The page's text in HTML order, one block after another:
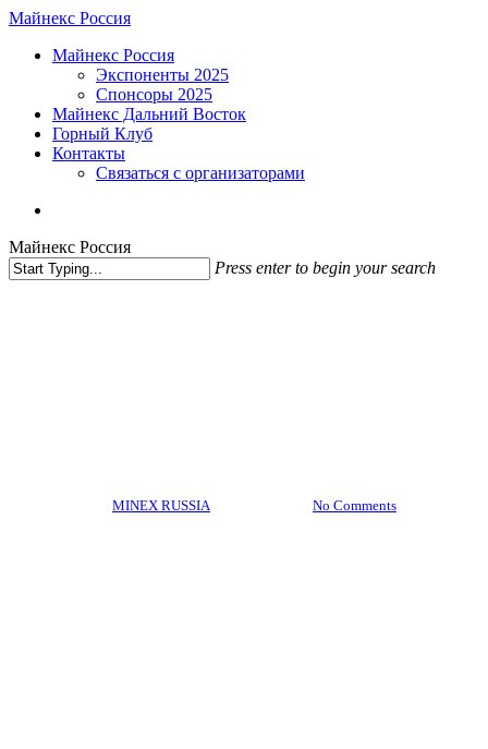
Skip
main
Майнекс Россия
Menu
Майнекс Россия
Экспоненты 2025
Спонсоры 2025
Майнекс Дальний Восток
Горный Клуб
Контакты
Связаться с организаторами
Майнекс Россия
Press enter to begin your search
MINEX RUSSIA No Comments